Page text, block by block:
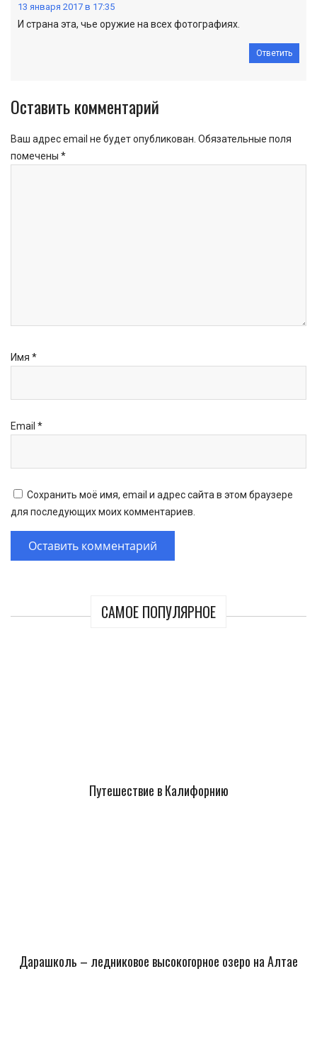
САМОЕ ПОПУЛЯРНОЕ
Путешествие в Калифорнию
Дарашколь – ледниковое высокогорное озеро на Алтае
13 января 2017 в 17:35
И страна эта, чье оружие на всех фотографиях.
Ответить
Оставить комментарий
Ваш адрес email не будет опубликован. Обязательные поля
помечены *
Имя *
Email *
Сохранить моё имя, email и адрес сайта в этом браузере
для последующих моих комментариев.